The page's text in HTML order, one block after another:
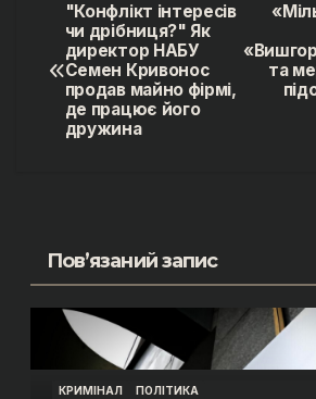
Навігація
записів
та
"Конфлікт інтересів
чи дрібниця?" Як
директор НАБУ
Семен Кривонос
продав майно фірмі,
де працює його
дружина
Пов’язаний запис
КРИМІНАЛ ПОЛІТИКА